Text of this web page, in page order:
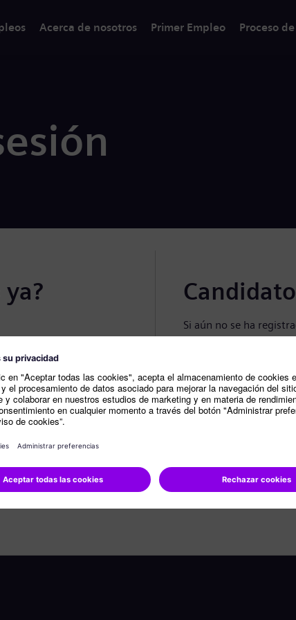
Acerca de nosotros Primer Empleo Proceso
Si aún no se ha